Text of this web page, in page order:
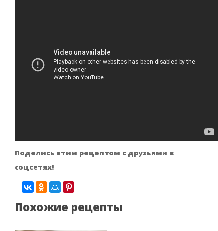
Поделись этим рецептом с друзьями в
соцсетях!
Похожие рецепты